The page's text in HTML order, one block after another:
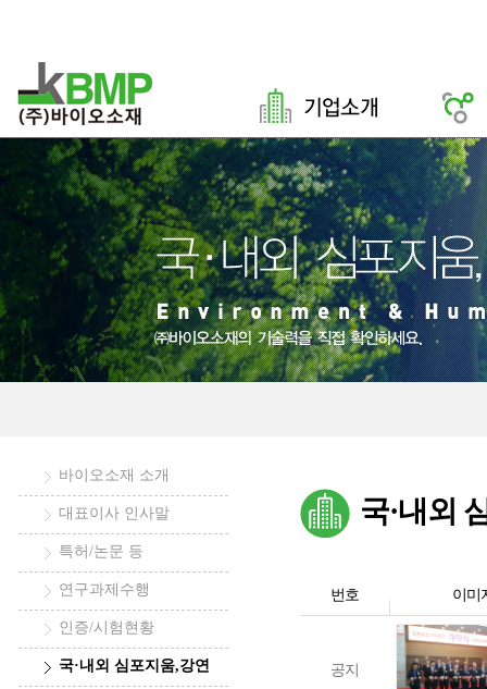
바이오소재 소개
대표이사 인사말
특허/논문 등
연구과제수행
인증/시험현황
국·내외 심포지움,강연
국·내외
번호 이미
공지